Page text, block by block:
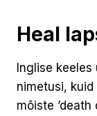
Heal
Inglise keeles
nimetusi,
mõiste